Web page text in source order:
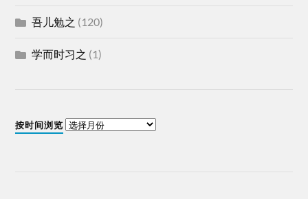
吾儿勉之 (120)
学而时习之 (1)
按时间浏览